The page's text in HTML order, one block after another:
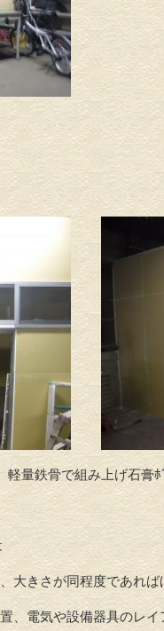
量鉄骨で組み上げ石膏
大きさが同程度であれ
、電気や設備器具のレ